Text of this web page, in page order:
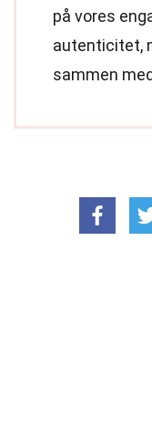
på vores
autenticitet,
sammen